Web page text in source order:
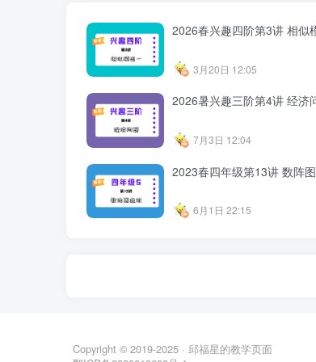
2026春兴趣四阶第3讲 相似
3月20日 12:05
2026暑兴趣三阶第4讲 经济
7月3日 12:04
2023春四年级第13讲 数阵
6月1日 22:15
Copyright © 2019-2025 · 邱福星的教学页面